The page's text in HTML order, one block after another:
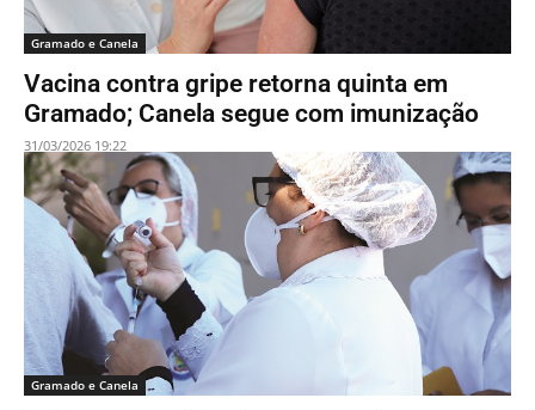
Gramado e Canela
Vacina contra gripe retorna quinta em
Gramado; Canela segue com imunização
31/03/2026 19:22
Gramado e Canela